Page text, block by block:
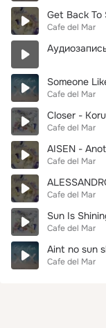
Get Back To
Cafe del Mar
Someone
Cafe del Mar
Closer - Koru
Cafe del Mar
AISEN -
Cafe del Mar
Cafe del Mar
Sun Is
Cafe del Mar
Aint no sun
Cafe del Mar